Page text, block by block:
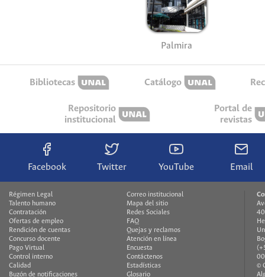
Palmira
Bibliotecas Catálogo
Repositorio
institucional
Portal de
revistas
Facebook Twitter YouTube Email
Régimen Legal
Talento humano
Contratación
Ofertas de empleo
Rendición de cuentas
Concurso docente
Pago Virtual
Control interno
Calidad
Buzón de notificaciones
Correo institucional
Mapa del sitio
Redes Sociales
FAQ
Quejas y reclamos
Atención en línea
Encuesta
Contáctenos
Estadísticas
Glosario
©